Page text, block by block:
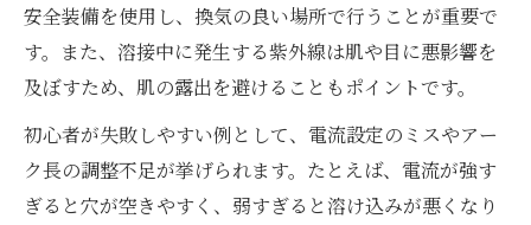
安全装備を使用し、換気の良い場所で行うことが重要で
す。また、溶接中に発生する紫外線は肌や目に悪影響を
及ぼすため、肌の露出を避けることもポイントです。
初心者が失敗しやすい例として、電流設定のミスやアー
ク長の調整不足が挙げられます。たとえば、電流が強す
ぎると穴が空きやすく、弱すぎると溶け込みが悪くなり